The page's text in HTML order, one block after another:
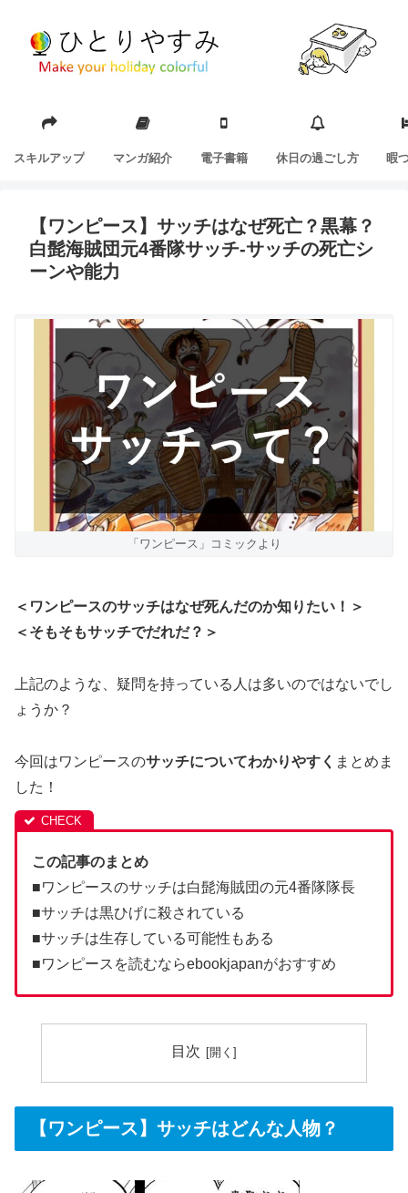
スキルアップ マンガ紹介 電子書籍 休日の過ごし方 暇
【ワンピース】サッチはなぜ死亡？黒幕？
白髭海賊団元4番隊サッチ-サッチの死亡シ
ーンや能力
「ワンピース」コミックより
＜ワンピースのサッチはなぜ死んだのか知りたい！＞
＜そもそもサッチでだれだ？＞
上記のような、疑問を持っている人は多いのではないでし
ょうか？
今回はワンピースのサッチについてわかりやすく まとめま
した！
この記事のまとめ
■ワンピースのサッチは白髭海賊団の元4番隊隊長
■サッチは黒ひげに殺されている
■サッチは生存している可能性もある
■ワンピースを読むならebookjapanがおすすめ
目次
【ワンピース】サッチはどんな人物？